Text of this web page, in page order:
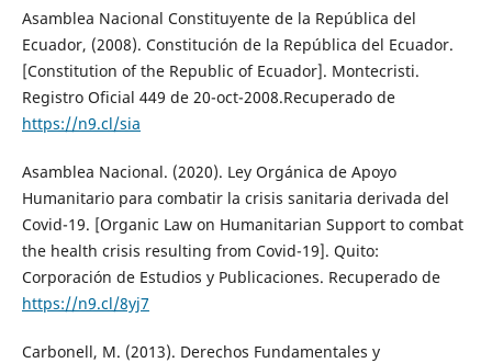
Asamblea Nacional Constituyente de la República del
Ecuador, (2008). Constitución de la República del Ecuador.
[Constitution of the Republic of Ecuador]. Montecristi.
Registro Oficial 449 de 20-oct-2008.Recuperado de
https://n9.cl/sia
Asamblea Nacional. (2020). Ley Orgánica de Apoyo
Humanitario para combatir la crisis sanitaria derivada del
Covid-19. [Organic Law on Humanitarian Support to combat
the health crisis resulting from Covid-19]. Quito:
Corporación de Estudios y Publicaciones. Recuperado de
https://n9.cl/8yj7
Carbonell, M. (2013). Derechos Fundamentales y